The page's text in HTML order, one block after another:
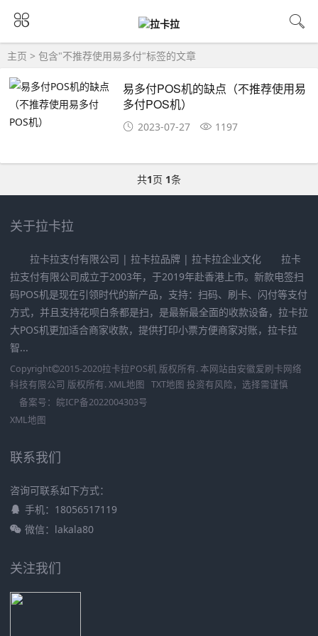
主页 > 包含"不推荐使用易多付"标签的文章
易多付POS机的缺点（不推荐使用易
多付POS机）
2023-07-27 1197
共1页 1条
关于拉卡拉
拉卡拉支付有限公司 | 拉卡拉品牌 | 拉卡拉企业文化 拉卡
拉支付有限公司成立于2003年，于2019年赴香港上市。新款电签扫
码POS机是现在引领时代的新产品，支持：扫码、刷卡、闪付等支付
方式，并且支持花呗白条都是扫，是最新最全面的收款设备，拉卡拉
大POS机更加适合商家收款，提供打印小票方便商家对账，拉卡拉
智...
Copyright 2015-2020拉卡拉POS机 版权所有. 本网站由安徽爱刷卡网络
科技有限公司 版权所有. XML地图 TXT地图 投资有风险，选择需谨慎
备案号： 皖ICP备2022004303号
XML地图
联系我们
咨询可联系如下方式：
手机：18056517119
微信：lakala80
关注我们